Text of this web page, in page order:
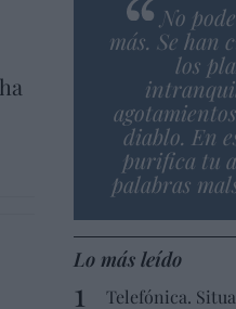
No
más. Se han
los
diablo. En
purifica tu
palabras
Lo más leído
Telefónica.